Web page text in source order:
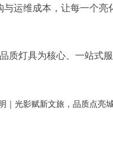
运维成本，让每一个亮
质灯具为核心、一站式
｜光影赋新文旅，品质点亮